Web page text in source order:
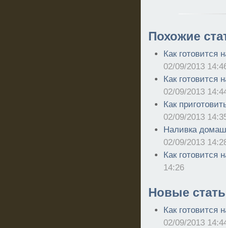
Похожие
Как готовится
02/09/2013
Как готовится
02/09/2013
Как
02/09/2013
Наливка
02/09/2013
Как готовится
14:26
Новые
Как готовится
02/09/2013